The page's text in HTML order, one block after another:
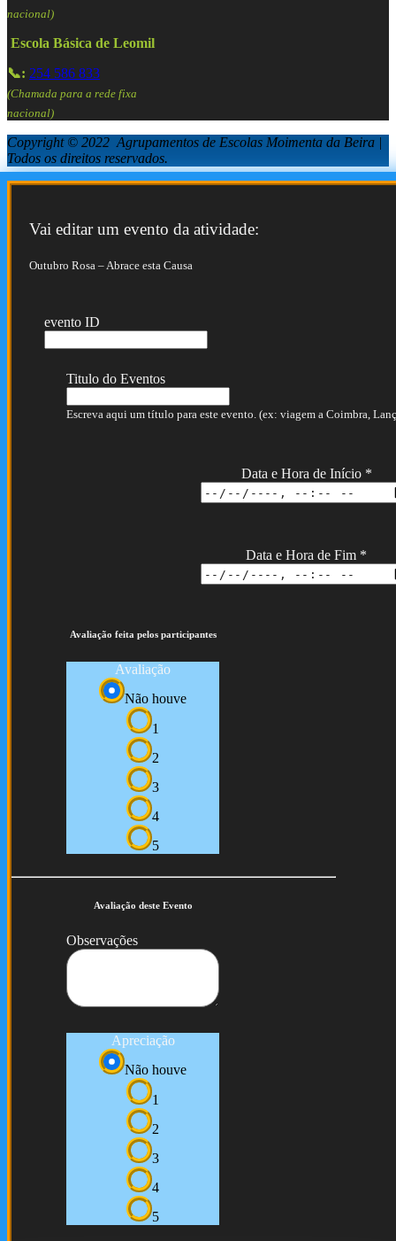
nacional)
Escola Básica de Leomil
📞: 254 586 833
(Chamada para a rede fixa
nacional)
Copyright © 2022 Agrupamentos de Escolas Moimenta da Beira |
Todos os direitos reservados.
Vai editar um evento da atividade:
Outubro Rosa – Abrace esta Causa
evento ID
Titulo do Eventos
Escreva aqui um título para este evento. (ex: viagem a Coimbra,
Data e Hora de Início *
Data e Hora de Fim *
Avaliação feita pelos participantes
Avaliação
Não houve
1
2
3
4
5
Avaliação deste Evento
Observações
Apreciação
Não houve
1
2
3
4
5